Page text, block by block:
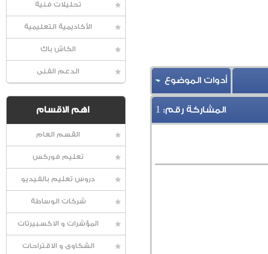
تحليلات فنية
الأكاديمية التعليمية
الكاش باك
الدعم الفنى
اهم الاقسام
القسم العام
تعليم فوركس
دروس تعليم بالفيديو
شركات الوساطة
المؤشرات و الاكسبيرتات
الشكاوى و الاقتراحات
أدوات الموضوع
المشاركة رقم: 1